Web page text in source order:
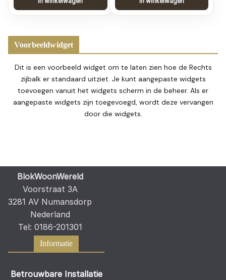
Voorbeeldwidget
Dit is een voorbeeld widget om te laten zien hoe de Rechts
zijbalk er standaard uitziet. Je kunt aangepaste widgets
toevoegen vanuit het widgets scherm in de beheer. Als er
aangepaste widgets zijn toegevoegd, wordt deze vervangen
door die widgets.
BlokWoonWereld
Voorstraat 3A
3281 AV Numansdorp
Nederland
Tel: 0186-201301
Informatie
Betrouwbare Installatie